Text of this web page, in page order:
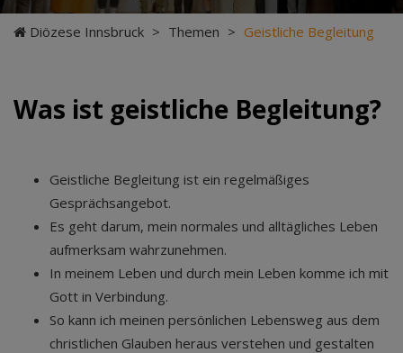
Diözese Innsbruck > Themen > Geistliche Begleitung
Was ist geistliche Begleitung?
Geistliche Begleitung ist ein regelmäßiges
Gesprächsangebot.
Es geht darum, mein normales und alltägliches Leben
aufmerksam wahrzunehmen.
In meinem Leben und durch mein Leben komme ich mit
Gott in Verbindung.
So kann ich meinen persönlichen Lebensweg aus dem
christlichen Glauben heraus verstehen und gestalten